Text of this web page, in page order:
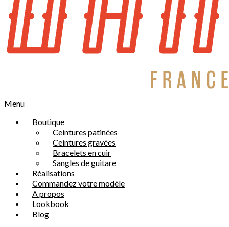
Menu
Boutique
Ceintures patinées
Ceintures gravées
Bracelets en cuir
Sangles de guitare
Réalisations
Commandez votre modèle
A propos
Lookbook
Blog